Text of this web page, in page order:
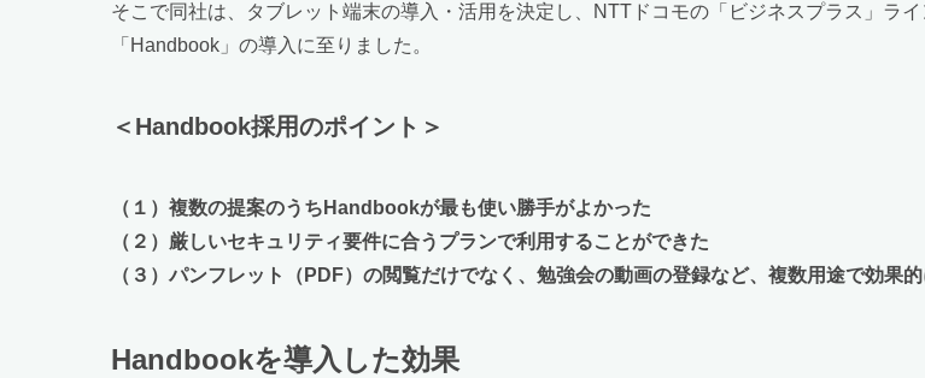
そこで同社は、タブレット端末の導入・活用を決定し、NTTドコモの「ビジネスプラス」ラ
「Handbook」の導入に至りました。
＜Handbook採用のポイント＞
（１）複数の提案のうちHandbookが最も使い勝手がよかった
（２）厳しいセキュリティ要件に合うプランで利用することができた
（３）パンフレット（PDF）の閲覧だけでなく、勉強会の動画の登録など、複数用途で効果
Handbookを導入した効果